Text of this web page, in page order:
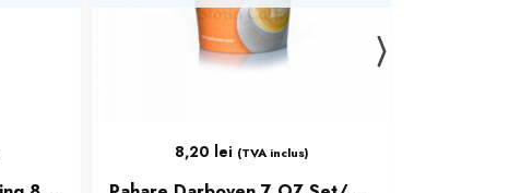
8,20 lei (TVA inclus)